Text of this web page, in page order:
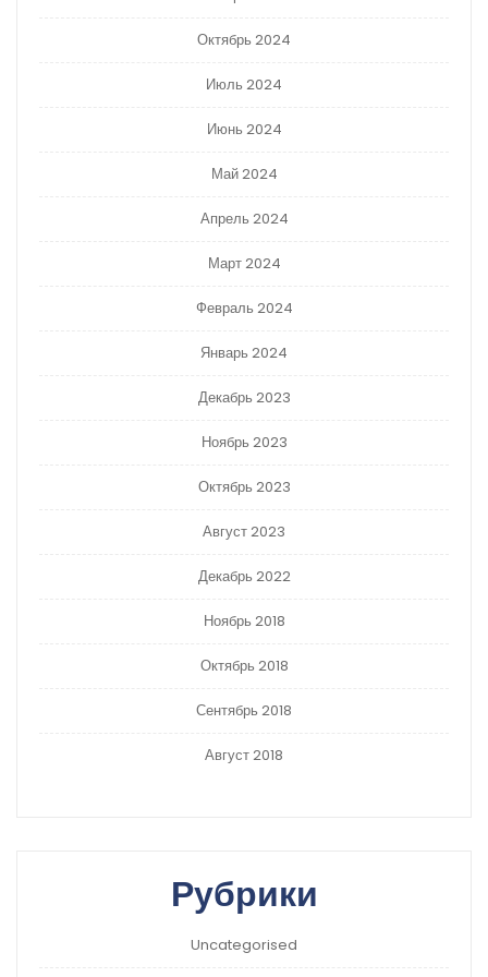
Октябрь 2024
Июль 2024
Июнь 2024
Май 2024
Апрель 2024
Март 2024
Февраль 2024
Январь 2024
Декабрь 2023
Ноябрь 2023
Октябрь 2023
Август 2023
Декабрь 2022
Ноябрь 2018
Октябрь 2018
Сентябрь 2018
Август 2018
Рубрики
Uncategorised